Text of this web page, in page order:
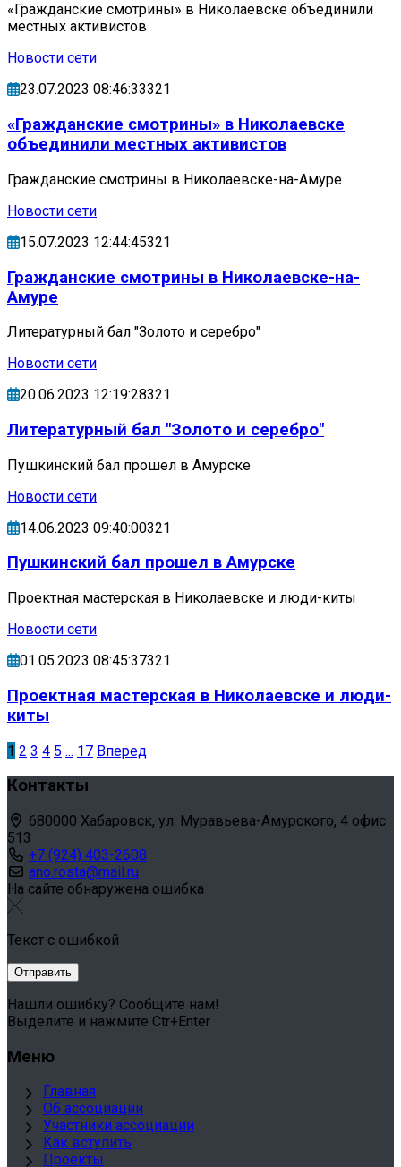
«Гражданские смотрины» в Николаевске объединили
местных активистов
Новости сети
23.07.2023 08:46:33321
«Гражданские смотрины» в Николаевске
объединили местных активистов
Гражданские смотрины в Николаевске-на-Амуре
Новости сети
15.07.2023 12:44:45321
Гражданские смотрины в Николаевске-на-
Амуре
Литературный бал "Золото и серебро"
Новости сети
20.06.2023 12:19:28321
Литературный бал "Золото и серебро"
Пушкинский бал прошел в Амурске
Новости сети
14.06.2023 09:40:00321
Пушкинский бал прошел в Амурске
Проектная мастерская в Николаевске и люди-киты
Новости сети
01.05.2023 08:45:37321
Проектная мастерская в Николаевске и люди-
киты
1 2 3 4 5 ... 17 Вперед
Контакты
680000 Хабаровск, ул. Муравьева-Амурского, 4 офис
513
+7 (924) 403-2608
ano.rosta@mail.ru
На сайте обнаружена ошибка
Текст с ошибкой
Нашли ошибку? Сообщите нам!
Выделите и нажмите Ctr+Enter
Меню
Главная
Об ассоциации
Участники ассоциации
Как вступить
Проекты